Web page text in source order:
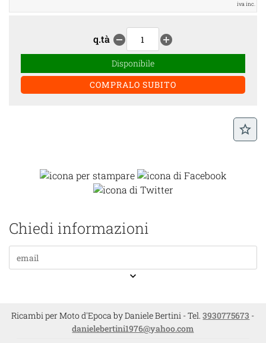
iva inc.
q.tà remove_circle add_circle
Disponibile
star_border
Chiedi informazioni
keyboard_arrow_down
Ricambi per Moto d'Epoca by Daniele Bertini - Tel.3930775673 -
danielebertini1976@yahoo.com